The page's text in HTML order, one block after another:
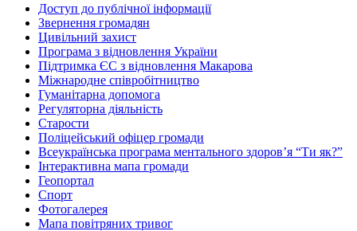
Доступ до публічної інформації
Звернення громадян
Цивільний захист
Програма з відновлення України
Підтримка ЄС з відновлення Макарова
Міжнародне співробітництво
Гуманітарна допомога
Регуляторна діяльність
Старости
Поліцейський офіцер громади
Всеукраїнська програма ментального здоров’я “Ти як?”
Інтерактивна мапа громади
Геопортал
Спорт
Фотогалерея
Мапа повітряних тривог